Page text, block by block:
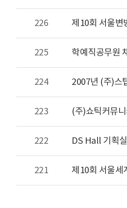
226 제10회 서울변
225 학예직공무원
224 2007년 (주)스
223 (주)쇼틱커뮤
222 DS Hall 기획
221 제10회 서울세